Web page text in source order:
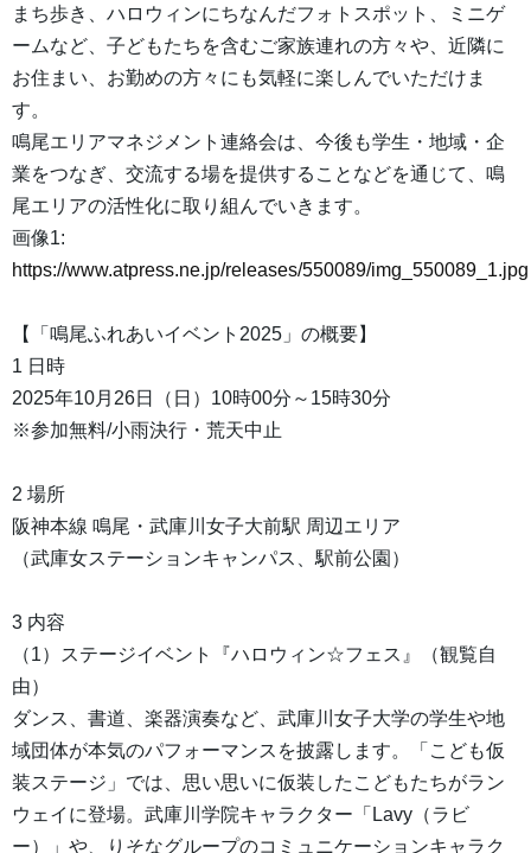
まち歩き、ハロウィンにちなんだフォトスポット、ミニゲ
ームなど、子どもたちを含むご家族連れの方々や、近隣に
お住まい、お勤めの方々にも気軽に楽しんでいただけま
す。
鳴尾エリアマネジメント連絡会は、今後も学生・地域・企
業をつなぎ、交流する場を提供することなどを通じて、鳴
尾エリアの活性化に取り組んでいきます。
画像1:
https://www.atpress.ne.jp/releases/550089/img_550089_1.jpg
【「鳴尾ふれあいイベント2025」の概要】
1 日時
2025年10月26日（日）10時00分～15時30分
※参加無料/小雨決行・荒天中止
2 場所
阪神本線 鳴尾・武庫川女子大前駅 周辺エリア
（武庫女ステーションキャンパス、駅前公園）
3 内容
（1）ステージイベント『ハロウィン☆フェス』（観覧自
由）
ダンス、書道、楽器演奏など、武庫川女子大学の学生や地
域団体が本気のパフォーマンスを披露します。「こども仮
装ステージ」では、思い思いに仮装したこどもたちがラン
ウェイに登場。武庫川学院キャラクター「Lavy（ラビ
ー）」や、りそなグループのコミュニケーションキャラク